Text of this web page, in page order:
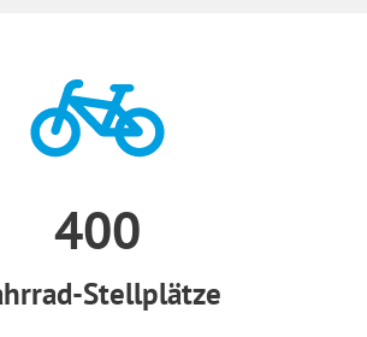
400
Stellplätze